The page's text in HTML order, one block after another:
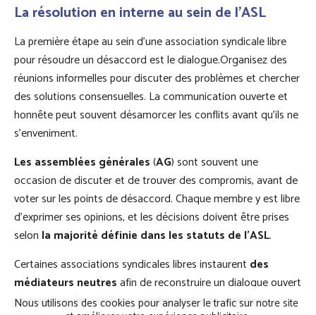
La résolution en interne au sein de l’ASL
La première étape au sein d’une association syndicale libre
pour résoudre un désaccord est le dialogue.Organisez des
réunions informelles pour discuter des problèmes et chercher
des solutions consensuelles. La communication ouverte et
honnête peut souvent désamorcer les conflits avant qu'ils ne
s'enveniment.
Les assemblées générales(AG) sont souvent une
occasion de discuter et de trouver des compromis, avant de
voter sur les points de désaccord. Chaque membre y est libre
d’exprimer ses opinions, et les décisions doivent être prises
selon la majorité définie dans les statuts de l’ASL.
Certaines associations syndicales libres instaurent des
médiateurs neutresafin de reconstruire un dialogue ouvert
et proposer des solutions amiables entre les membres
Nous utilisons des cookies pour analyser le trafic sur notre site